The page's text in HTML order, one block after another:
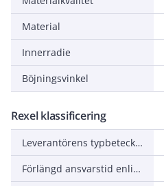
Material
Innerradie
Böjningsvinkel
Rexel klassificering
Leverantörens typbeteckning
Förlängd ansvarstid enligt ALEM-09